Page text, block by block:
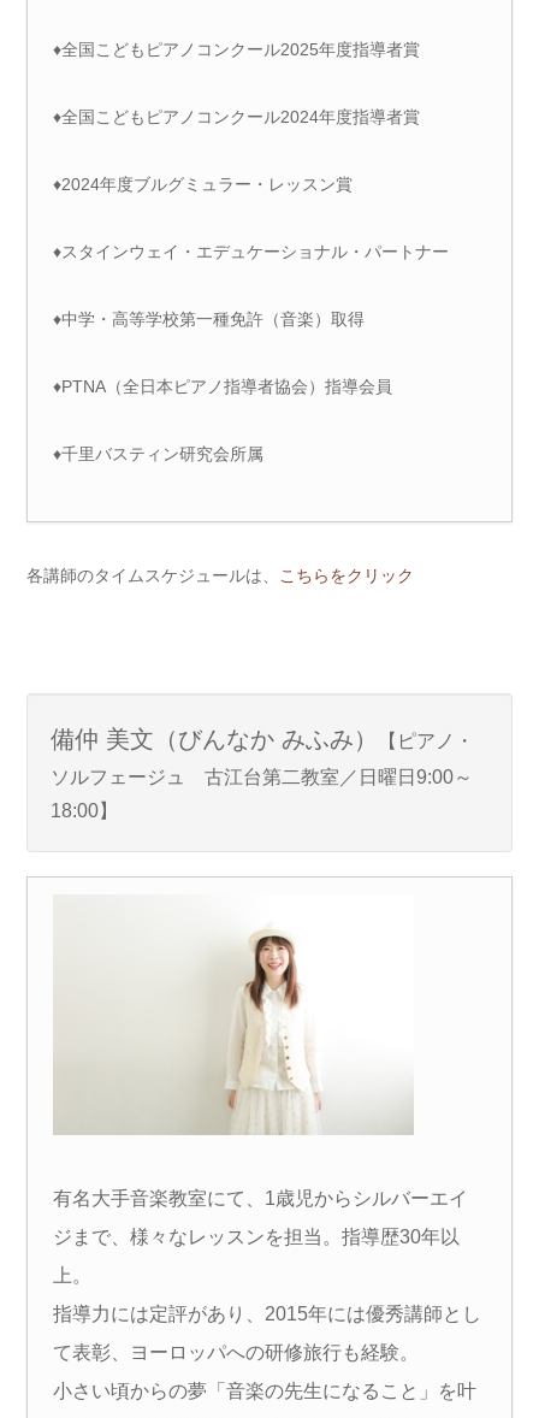
♦全国こどもピアノコンクール2025年度指導者賞
♦全国こどもピアノコンクール2024年度指導者賞
♦2024年度ブルグミュラー・レッスン賞
♦スタインウェイ・エデュケーショナル・パートナー
♦中学・高等学校第一種免許（音楽）取得
♦PTNA（全日本ピアノ指導者協会）指導会員
♦千里バスティン研究会所属
各講師のタイムスケジュールは、 こちらをクリック
備仲 美文（びんなか みふみ）
【ピアノ・
ソルフェージュ 古江台第二教室／日曜日9:00～
18:00】
有名大手音楽教室にて、1歳児からシルバーエイ
ジまで、様々なレッスンを担当。 指導歴30年以
上。
指導力には定評があり、2015年には優秀講師とし
て表彰、ヨーロッパへの研修旅行も経験。
小さい頃からの夢「音楽の先生になること」を叶